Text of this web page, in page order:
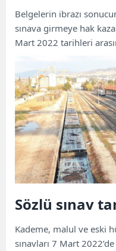
Belgelerin ibrazı
sınava girmeye hak
Mart 2022 tarihleri
Sözlü sınav
Kademe, malul ve eski
sınavları 7 Mart